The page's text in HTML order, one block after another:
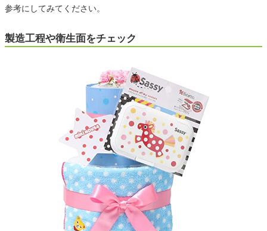
参考にしてみてください。
製造工程や衛生面をチェック